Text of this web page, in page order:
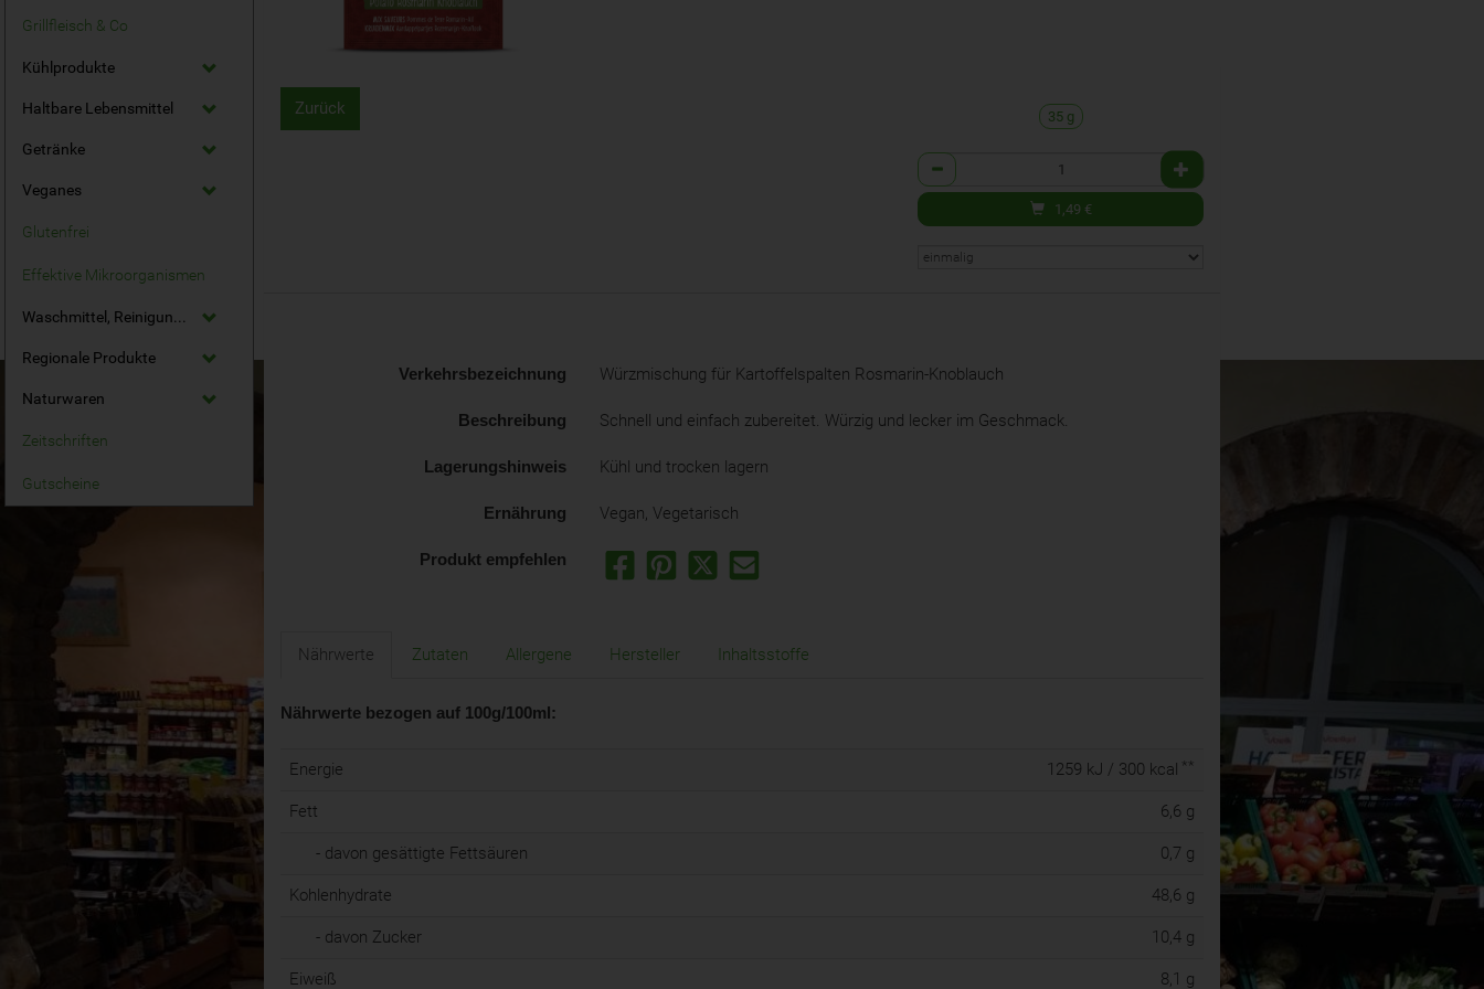
Grillfleisch & Co
Kühlprodukte
Haltbare Lebensmittel
Getränke
Veganes
Glutenfrei
Effektive Mikroorganismen
Waschmittel, Reinigungsmittel
Regionale Produkte
Naturwaren
Zeitschriften
Gutscheine
Zurück 35 g
Anzahl
1,49 €
Verkehrsbezeichnung Würzmischung für Kartoffelspalten Rosmarin-Knoblauch
Beschreibung Schnell und einfach zubereitet. Würzig und lecker im Geschmack.
Lagerungshinweis Kühl und trocken lagern
Ernährung Vegan, Vegetarisch
Produkt empfehlen
Nährwerte Zutaten Allergene Hersteller Inhaltsstoffe
Nährwerte bezogen auf 100g/100ml:
Energie 1259 kJ / 300 kcal **
Fett 6,6 g
- davon gesättigte Fettsäuren 0,7 g
Kohlenhydrate 48,6 g
- davon Zucker 10,4 g
Eiweiß 8,1 g